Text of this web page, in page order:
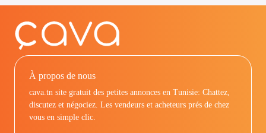
À propos de nous
cava.tn site gratuit des petites annonces en Tunisie: Chattez,
discutez et négociez. Les vendeurs et acheteurs prés de chez
vous en simple clic.